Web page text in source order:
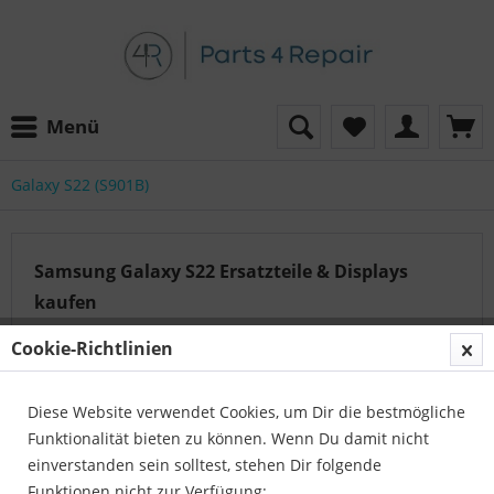
Menü
Galaxy S22 (S901B)
Samsung Galaxy S22 Ersatzteile & Displays
kaufen
Unser Serviceteam hilft Ihnen gerne weiter:
Parts4Repair - Kundenservice
Telefon:04422 996 814 01
Cookie-Richtlinien
Diese Website verwendet Cookies, um Dir die bestmögliche
Funktionalität bieten zu können. Wenn Du damit nicht
einverstanden sein solltest, stehen Dir folgende